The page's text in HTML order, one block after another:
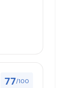
77/100